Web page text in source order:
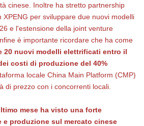
cinese. Inoltre ha stretto partnership
XPENG per sviluppare due nuovi modelli
e l'estensione della joint venture
è importante ricordare che ha come
20 nuovi modelli elettrificati entro il
costi di produzione del 40%
locale China Main Platform (CMP)
di prezzo con i concorrenti locali.
mese ha visto una forte
produzione sul mercato cinese